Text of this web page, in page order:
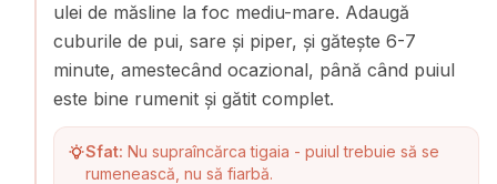
ulei de măsline la foc mediu-mare. Adaugă
cuburile de pui, sare și piper, și gătește 6-7
minute, amestecând ocazional, până când puiul
este bine rumenit și gătit complet.
Sfat: Nu supraîncărca tigaia - puiul trebuie să se
rumenească, nu să fiarbă.